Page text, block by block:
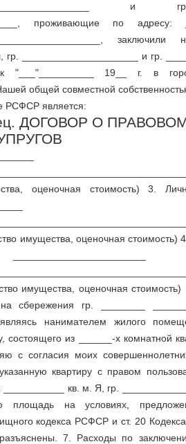
и
проживающие по адресу:
_____________________ и гр.
"___"__________ 19__ г. в
общей совместной
РСФСР является:
ДОГОВОР О
оценочная стоимость) 3.
имущества, оценочная стоимость)
имущества, оценочная
на сбережения гр. ________
являясь нанимателем жилого
состоящего из ______-х комнатной
с согласия моих
квартиру с правом
кв. м. Я, гр.
площадь на условиях,
кодекса РСФСР и ст. 20
7. Расходы по